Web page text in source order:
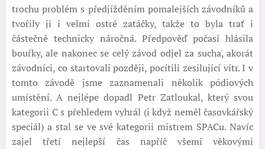
trochu problém s předjížděním pomalejších závodníků a
tvořily ji i velmi ostré zatáčky, takže to byla trať i
částečně technicky náročná. Předpověď počasí hlásila
bouřky, ale nakonec se celý závod odjel za sucha, akorát
závodníci, co startovali později, pocítili zesilující vítr. I v
tomto závodě jsme zaznamenali několik pódiových
umístění. A nejlépe dopadl Petr Zatloukal, který svou
kategorii C s přehledem vyhrál (i když neměl časovkářský
speciál) a stal se ve své kategorii mistrem SPACu. Navíc
zajel třetí nejlepší čas napříč všemi věkovými